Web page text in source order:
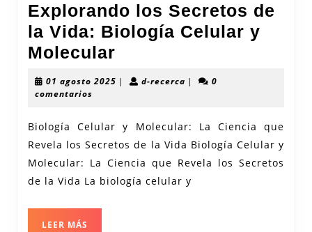
Explorando los Secretos de
la Vida: Biología Celular y
Molecular
los
la
Vida:
Biología
01 agosto 2025 01| d-recercad-|
0
comentarios
Biología Celular y Molecular: La Ciencia que
Revela los Secretos de la Vida Biología Celular y
Molecular: La Ciencia que Revela los Secretos
de la Vida La biología celular y
LEER MÁS